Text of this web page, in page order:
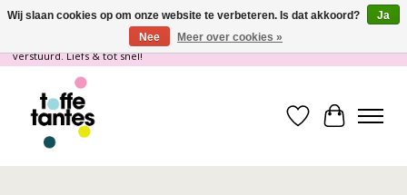
Wij gaan op vakantie! vanaf 4 juli t/m 21 juli worden er geen pakketjes
verstuurd. Liefs & tot snel!
Verlanglijst
Wij slaan cookies op om onze website te verbeteren. Is dat akkoord?
Ja
Nee
Meer over cookies »